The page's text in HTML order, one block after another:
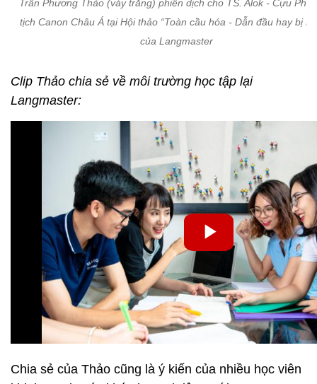
Chia sẻ của Thảo cũng là ý kiến của nhiều học viên
khi tham gia các khóa học tại đây. “Với Langmaster,
giảng viên không chỉ giảng dạy mà còn đồng hành
với các bạn trên con đường phát triển bản thân” -
bà Nguyễn Thạch Thảo, Giám đốc Đào tạo của
Trung tâm tiếng Anh giao tiếp Langmaster khẳng
định.
Doãn Phong